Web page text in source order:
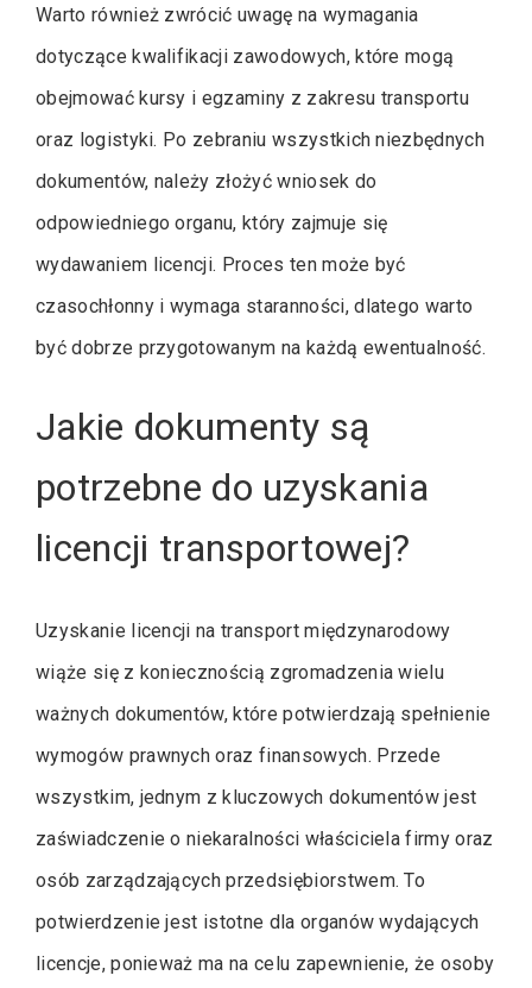
Warto również zwrócić uwagę na wymagania
dotyczące kwalifikacji zawodowych, które mogą
obejmować kursy i egzaminy z zakresu transportu
oraz logistyki. Po zebraniu wszystkich niezbędnych
dokumentów, należy złożyć wniosek do
odpowiedniego organu, który zajmuje się
wydawaniem licencji. Proces ten może być
czasochłonny i wymaga staranności, dlatego warto
być dobrze przygotowanym na każdą ewentualność.
Jakie dokumenty są
potrzebne do uzyskania
licencji transportowej?
Uzyskanie licencji na transport międzynarodowy
wiąże się z koniecznością zgromadzenia wielu
ważnych dokumentów, które potwierdzają spełnienie
wymogów prawnych oraz finansowych. Przede
wszystkim, jednym z kluczowych dokumentów jest
zaświadczenie o niekaralności właściciela firmy oraz
osób zarządzających przedsiębiorstwem. To
potwierdzenie jest istotne dla organów wydających
licencje, ponieważ ma na celu zapewnienie, że osoby